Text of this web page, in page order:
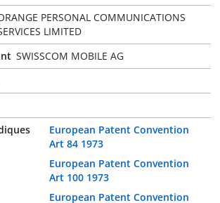
PERSONAL COMMUNICATIONS
LIMITED
SWISSCOM MOBILE AG
European Patent Convention
Art 84 1973
European Patent Convention
Art 100 1973
European Patent Convention